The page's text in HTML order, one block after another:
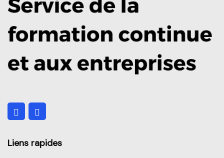
Liens rapides